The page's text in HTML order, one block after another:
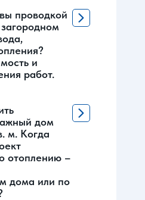
проводкой
и
работ.
дом
м. Когда
отоплению –
дома или по